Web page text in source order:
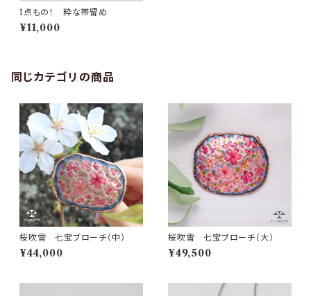
1点もの！ 粋な帯留め
¥11,000
同じカテゴリの商品
桜吹雪 七宝ブローチ（中）
¥44,000
桜吹雪 七宝ブローチ（大）
¥49,500